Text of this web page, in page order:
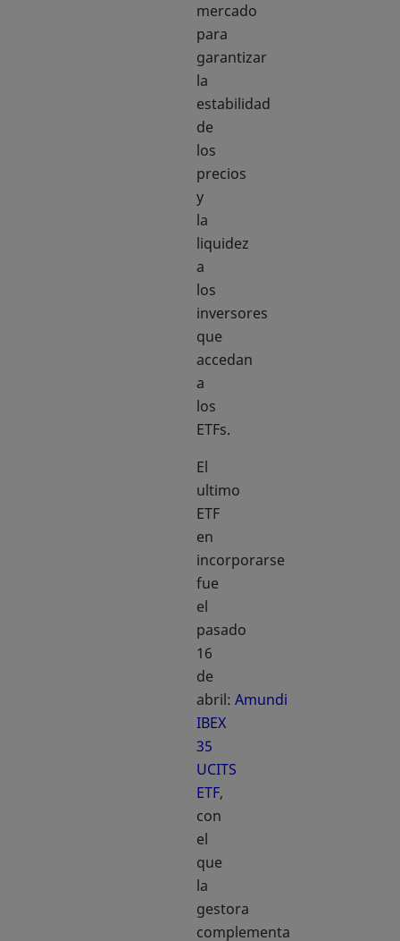
mercado
para
garantizar
la
estabilidad
de
los
precios
y
la
liquidez
a
los
inversores
que
accedan
a
los
ETFs.
El
ultimo
ETF
en
incorporarse
fue
el
pasado
16
de
abril: Amundi
IBEX
35
UCITS
ETF,
con
el
que
la
gestora
complementa